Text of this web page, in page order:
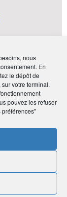
nous
En
le dépôt de
votre terminal.
pouvez les refuser
préférences"